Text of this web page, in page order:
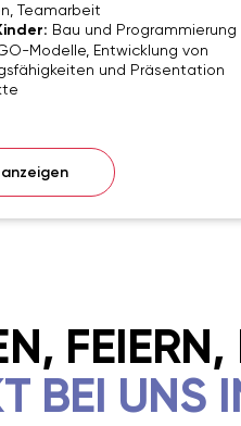
Teamarbeit
Bau und Programmierung
Modelle, Entwicklung von
und Präsentation
BEI UNS